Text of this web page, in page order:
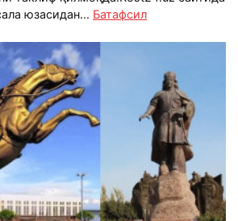
юзасидан... Батафсил